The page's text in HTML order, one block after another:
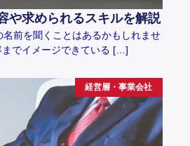
や求められるスキルを解説
名前を聞くことはあるかもしれませ
までイメージできている […]
経営層・事業会社